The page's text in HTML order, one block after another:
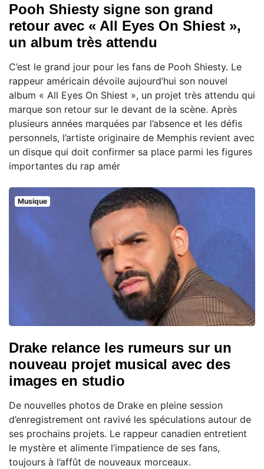
Pooh Shiesty signe son grand
retour avec « All Eyes On Shiest »,
un album très attendu
C’est le grand jour pour les fans de Pooh Shiesty. Le
rappeur américain dévoile aujourd’hui son nouvel
album « All Eyes On Shiest », un projet très attendu qui
marque son retour sur le devant de la scène. Après
plusieurs années marquées par l’absence et les défis
personnels, l’artiste originaire de Memphis revient avec
un disque qui doit confirmer sa place parmi les figures
importantes du rap amér
Musique
Drake relance les rumeurs sur un
nouveau projet musical avec des
images en studio
De nouvelles photos de Drake en pleine session
d’enregistrement ont ravivé les spéculations autour de
ses prochains projets. Le rappeur canadien entretient
le mystère et alimente l’impatience de ses fans,
toujours à l’affût de nouveaux morceaux.